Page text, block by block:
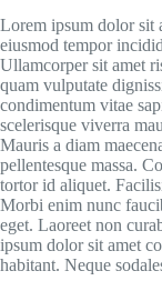
Lorem ipsum dolor sit
eiusmod tempor
Ullamcorper sit amet
quam vulputate
condimentum vitae
scelerisque viverra
Mauris a diam
pellentesque massa.
tortor id aliquet.
Morbi enim nunc
eget. Laoreet non
ipsum dolor sit amet
habitant. Neque